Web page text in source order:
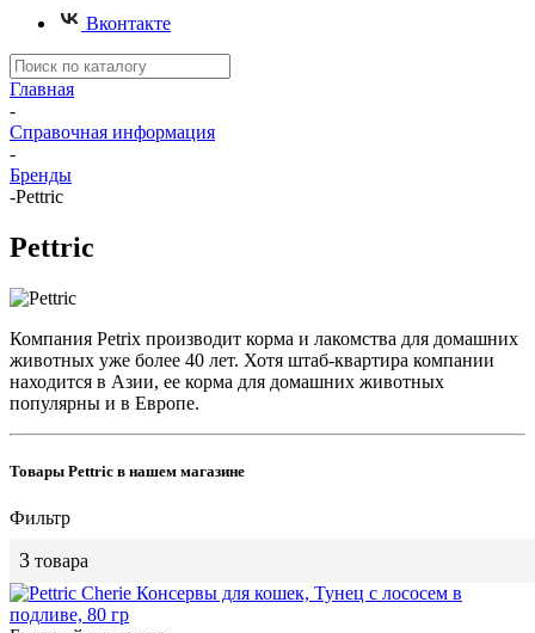
Вконтакте
Главная
-
Справочная информация
-
Бренды
-Pettric
Pettric
Компания Petrix производит корма и лакомства для домашних
животных уже более 40 лет. Хотя штаб-квартира компании
находится в Азии, ее корма для домашних животных
популярны и в Европе.
Товары Pettric в нашем магазине
Фильтр
3 товара